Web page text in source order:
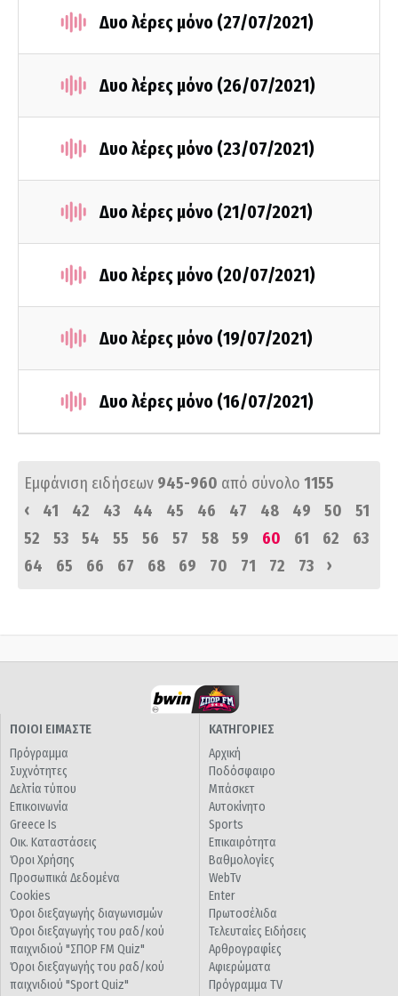
Δυο λέρες μόνο (27/07/2021)
Δυο λέρες μόνο (26/07/2021)
Δυο λέρες μόνο (23/07/2021)
Δυο λέρες μόνο (21/07/2021)
Δυο λέρες μόνο (20/07/2021)
Δυο λέρες μόνο (19/07/2021)
Δυο λέρες μόνο (16/07/2021)
Εμφάνιση ειδήσεων 945-960 από σύνολο 1155
‹
41 42 43 44 45 46 47 48 49 50
51
52
53 54 55 56 57 58 59 60 61 62
63
64
65 66 67 68 69 70 71 72 73 ›
ΠΟΙΟΙ ΕΙΜΑΣΤΕ
Πρόγραμμα
Συχνότητες
Δελτία τύπου
Επικοινωνία
Greece Is
Οικ. Καταστάσεις
Όροι Χρήσης
Προσωπικά Δεδομένα
Cookies
Όροι διεξαγωγής διαγωνισμών
Όροι διεξαγωγής του ραδ/κού
παιχνιδιού "ΣΠΟΡ FM Quiz"
Όροι διεξαγωγής του ραδ/κού
παιχνιδιού "Sport Quiz"
ΚΑΤΗΓΟΡΙΕΣ
Αρχική
Ποδόσφαιρο
Μπάσκετ
Αυτοκίνητο
Sports
Επικαιρότητα
Βαθμολογίες
WebTv
Enter
Πρωτοσέλιδα
Τελευταίες Ειδήσεις
Αρθρογραφίες
Αφιερώματα
Πρόγραμμα TV